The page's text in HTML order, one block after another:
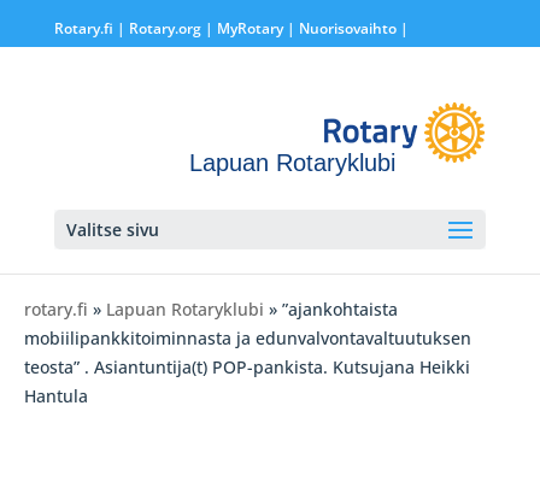
Rotary.fi | Rotary.org| MyRotary | Nuorisovaihto|
Lapuan Rotaryklubi
Valitse sivu
rotary.fi » Lapuan Rotaryklubi » ”ajankohtaista
mobiilipankkitoiminnasta ja edunvalvontavaltuutuksen
teosta” . Asiantuntija(t) POP-pankista. Kutsujana Heikki
Hantula